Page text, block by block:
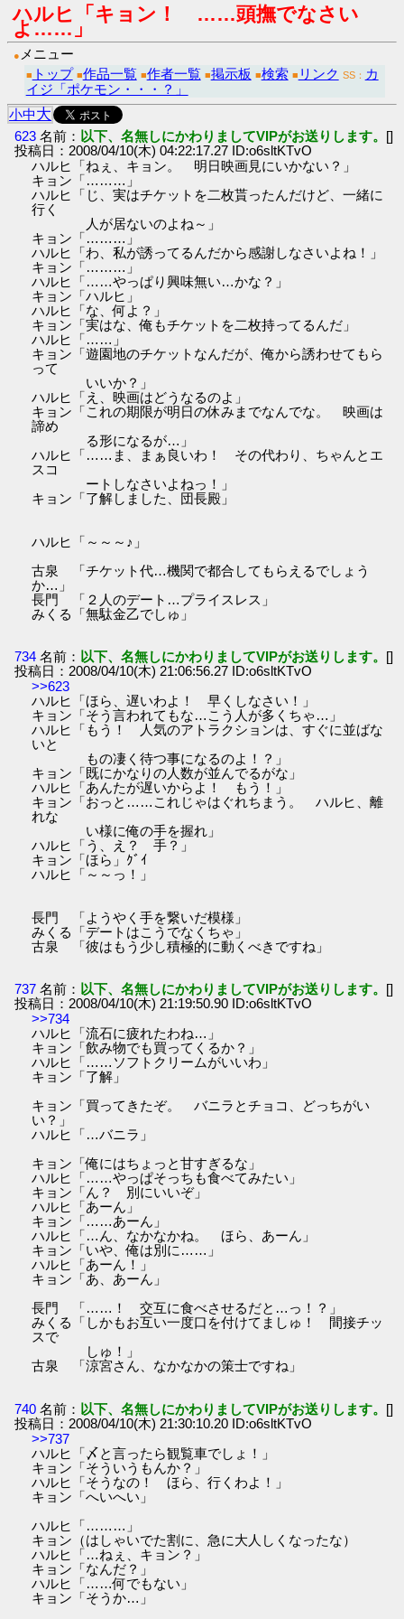
ハルヒ「キョン！ ……頭撫でなさい
よ……」
● メニュー
■ トップ ■作品一覧 ■作者一覧 ■掲示板 ■検索 ■ リンク SS： カ
イジ「ポケモン・・・？」
小中大
623 名前： 以下、名無しにかわりましてVIPがお送りします。 []
投稿日：2008/04/10(木) 04:22:17.27 ID:o6sltKTvO
ハルヒ「ねぇ、キョン。 明日映画見にいかない？」
キョン「………」
ハルヒ「じ、実はチケットを二枚貰ったんだけど、一緒に
行く
人が居ないのよね～」
キョン「………」
ハルヒ「わ、私が誘ってるんだから感謝しなさいよね！」
キョン「………」
ハルヒ「……やっぱり興味無い…かな？」
キョン「ハルヒ」
ハルヒ「な、何よ？」
キョン「実はな、俺もチケットを二枚持ってるんだ」
ハルヒ「……」
キョン「遊園地のチケットなんだが、俺から誘わせてもら
って
いいか？」
ハルヒ「え、映画はどうなるのよ」
キョン「これの期限が明日の休みまでなんでな。 映画は
諦め
る形になるが…」
ハルヒ「……ま、まぁ良いわ！ その代わり、ちゃんとエ
スコ
ートしなさいよねっ！」
キョン「了解しました、団長殿」
ハルヒ「～～～♪」
古泉 「チケット代…機関で都合してもらえるでしょう
か…」
長門 「２人のデート…プライスレス」
みくる「無駄金乙でしゅ」
734 名前： 以下、名無しにかわりましてVIPがお送りします。 []
投稿日：2008/04/10(木) 21:06:56.27 ID:o6sltKTvO
>>623
ハルヒ「ほら、遅いわよ！ 早くしなさい！」
キョン「そう言われてもな…こう人が多くちゃ…」
ハルヒ「もう！ 人気のアトラクションは、すぐに並ばな
いと
もの凄く待つ事になるのよ！？」
キョン「既にかなりの人数が並んでるがな」
ハルヒ「あんたが遅いからよ！ もう！」
キョン「おっと……これじゃはぐれちまう。 ハルヒ、離
れな
い様に俺の手を握れ」
ハルヒ「う、え？ 手？」
キョン「ほら」ｸﾞｲ
ハルヒ「～～っ！」
長門 「ようやく手を繋いだ模様」
みくる「デートはこうでなくちゃ」
古泉 「彼はもう少し積極的に動くべきですね」
737 名前： 以下、名無しにかわりましてVIPがお送りします。 []
投稿日：2008/04/10(木) 21:19:50.90 ID:o6sltKTvO
>>734
ハルヒ「流石に疲れたわね…」
キョン「飲み物でも買ってくるか？」
ハルヒ「……ソフトクリームがいいわ」
キョン「了解」
キョン「買ってきたぞ。 バニラとチョコ、どっちがい
い？」
ハルヒ「…バニラ」
キョン「俺にはちょっと甘すぎるな」
ハルヒ「……やっぱそっちも食べてみたい」
キョン「ん？ 別にいいぞ」
ハルヒ「あーん」
キョン「……あーん」
ハルヒ「…ん、なかなかね。 ほら、あーん」
キョン「いや、俺は別に……」
ハルヒ「あーん！」
キョン「あ、あーん」
長門 「……！ 交互に食べさせるだと…っ！？」
みくる「しかもお互い一度口を付けてましゅ！ 間接チッ
スで
しゅ！」
古泉 「涼宮さん、なかなかの策士ですね」
740 名前： 以下、名無しにかわりましてVIPがお送りします。 []
投稿日：2008/04/10(木) 21:30:10.20 ID:o6sltKTvO
>>737
ハルヒ「〆と言ったら観覧車でしょ！」
キョン「そういうもんか？」
ハルヒ「そうなの！ ほら、行くわよ！」
キョン「へいへい」
ハルヒ「………」
キョン（はしゃいでた割に、急に大人しくなったな）
ハルヒ「…ねぇ、キョン？」
キョン「なんだ？」
ハルヒ「……何でもない」
キョン「そうか…」